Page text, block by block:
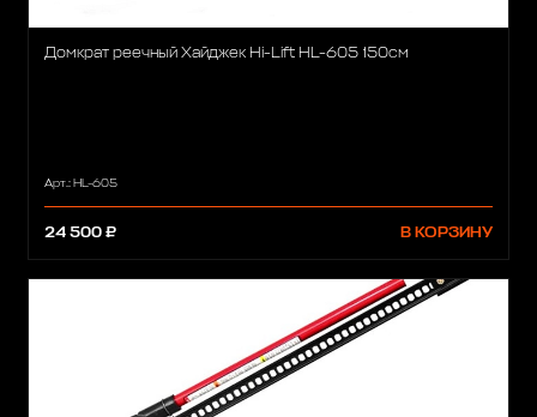
Домкрат реечный Хайджек Hi-Lift HL-605 150см
Арт.: HL-605
24 500 ₽ В КОРЗИНУ